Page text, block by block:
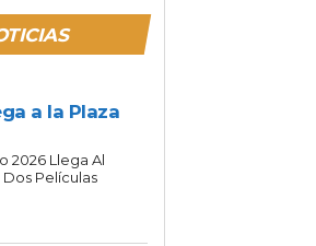
a la Plaza
2026 Llega Al
Películas